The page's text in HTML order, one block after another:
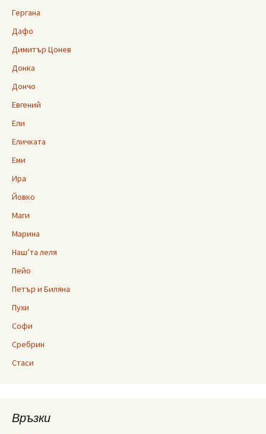
Гергана
Дафо
Димитър Цонев
Донка
Дончо
Евгений
Ели
Еличката
Еми
Ира
Йовко
Маги
Марина
Наш’та леля
Пейо
Петър и Биляна
Пухи
Софи
Сребрин
Стаси
Връзки